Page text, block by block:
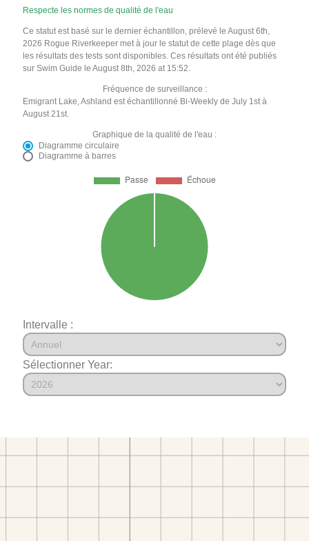
Respecte les normes de qualité de l'eau
Ce statut est basé sur le dernier échantillon, prélevé le August 6th,
2026 Rogue Riverkeeper met à jour le statut de cette plage dès que
les résultats des tests sont disponibles. Ces résultats ont été publiés
sur Swim Guide le August 8th, 2026 at 15:52.
Fréquence de surveillance :
Emigrant Lake, Ashland est échantillonné Bi-Weekly de July 1st à
August 21st.
Graphique de la qualité de l'eau :
Diagramme circulaire
Diagramme à barres
Intervalle :
Sélectionner Year: